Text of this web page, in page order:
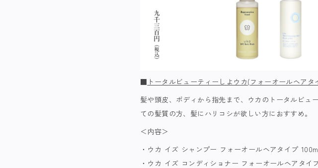
■ トータルビューティーしよウカ(フォーオールヘアタ
髪や頭皮、ボディから指先まで、ウカのトータルビュ
ての髪質の方、髪にハリコシが欲しい方におすすめ。
＜内容＞
・ウカ イズ シャンプー フォーオールヘアタイプ
・ウカ イズ コンディショナー フォーオールヘアタイ